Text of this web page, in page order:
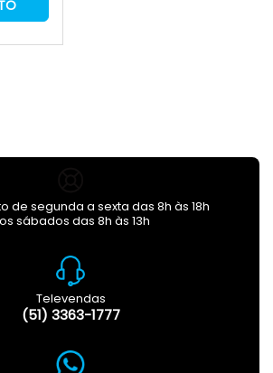
de segunda a sexta das 8h às 18h
sábados das 8h às 13h
Televendas
(51) 3363-1777